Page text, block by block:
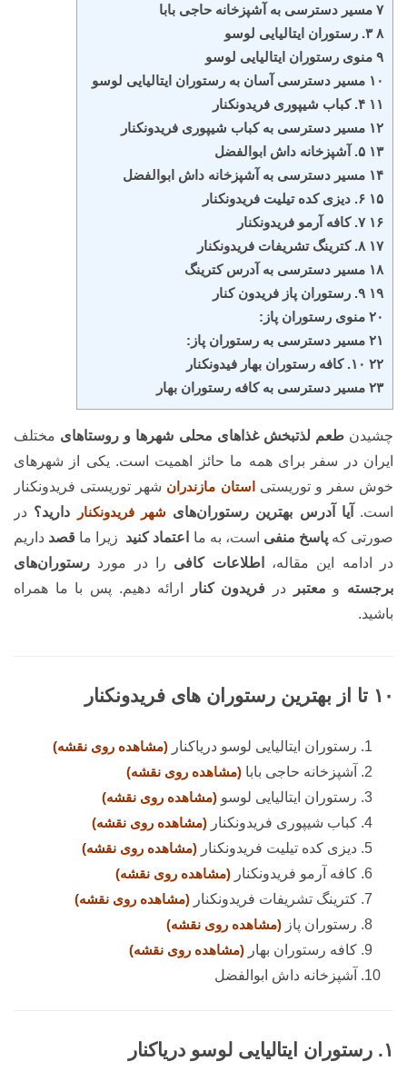
۷ مسیر دسترسی به آشپزخانه حاجی بابا
۸ ۳. رستوران ایتالیایی لوسو
۹ منوی رستوران ایتالیایی لوسو
۱۰ مسیر دسترسی آسان به رستوران ایتالیایی لوسو
۱۱ ۴. کباب شیپوری فریدونکنار
۱۲ مسیر دسترسی به کباب شیپوری فریدونکنار
۱۳ ۵. آشپزخانه داش ابوالفضل
۱۴ مسیر دسترسی به آشپزخانه داش ابوالفضل
۱۵ ۶. دیزی کده تیلیت فریدونکنار
۱۶ ۷. کافه آرمو فریدونکنار
۱۷ ۸. کترینگ تشریفات فریدونکنار
۱۸ مسیر دسترسی به آدرس کترینگ
۱۹ ۹. رستوران پاز فریدون کنار
۲۰ منوی رستوران پاز:
۲۱ مسیر دسترسی به رستوران پاز:
۲۲ ۱۰. کافه رستوران بهار فیدونکنار
۲۳ مسیر دسترسی به کافه رستوران بهار
چشیدنطعم لذتبخش غذاهای محلی شهرها و روستاهای مختلف
ایران در سفر برای همه ما حائز اهمیت است. یکی از شهرهای
خوش سفر و توریستی
استان مازندران شهر توریستی فریدونکنار
است.
آیا آدرس بهترین رستوران‌های شهر فریدونکنار دارید؟ در
صورتی کهپاسخ منفی است، به ما اعتماد کنید زیرا ما قصد داریم
در ادامه این مقاله،
اطلاعات کافی را در مورد رستوران‌های
برجسته و معتبر در فریدون کنار
ارائه دهیم. پس با ما همراه
باشید.
۱۰ تا از بهترین رستوران های فریدونکنار
رستوران ایتالیایی لوسو دریاکنار (مشاهده روی نقشه)
آشپزخانه حاجی بابا (مشاهده روی نقشه)
رستوران ایتالیایی لوسو (مشاهده روی نقشه)
کباب شیپوری فریدونکنار (مشاهده روی نقشه)
دیزی کده تیلیت فریدونکنار (مشاهده روی نقشه)
کافه آرمو فریدونکنار (مشاهده روی نقشه)
کترینگ تشریفات فریدونکنار (مشاهده روی نقشه)
رستوران پاز (مشاهده روی نقشه)
کافه رستوران بهار (مشاهده روی نقشه)
آشپزخانه داش ابوالفضل
۱. رستوران ایتالیایی لوسو دریاکنار